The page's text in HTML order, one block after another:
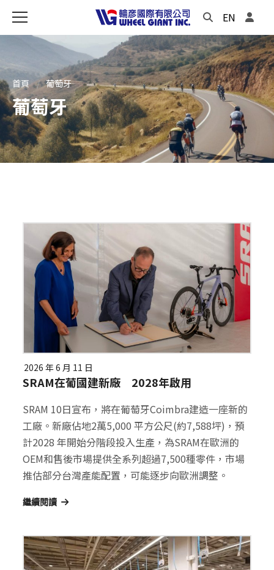
EN
首頁 葡萄牙
葡萄牙
2026 年 6 月 11 日
SRAM在葡國建新廠 2028年啟用
SRAM 10日宣布，將在葡萄牙Coimbra建造一座新的
工廠。新廠佔地2萬5,000 平方公尺(約7,588坪)，預
計2028 年開始分階段投入生產，為SRAM在歐洲的
OEM和售後市場提供全系列超過7,500種零件，市場
推估部分台灣產能配置，可能逐步向歐洲調整。
繼續閱讀